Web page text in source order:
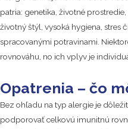
patria: genetika, životné
životný štýl, vysoká hygiena, stres
spracovanými potravinami.
rovnováhu, no ich vplyv je
Opatrenia – čo
Bez ohľadu na typ alergie je
podporovať celkovú imunitnú